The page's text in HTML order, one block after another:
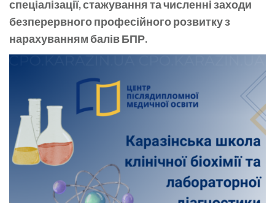
спеціалізації, стажування та численні заходи
безперервного професійного розвитку з
нарахуванням балів БПР.